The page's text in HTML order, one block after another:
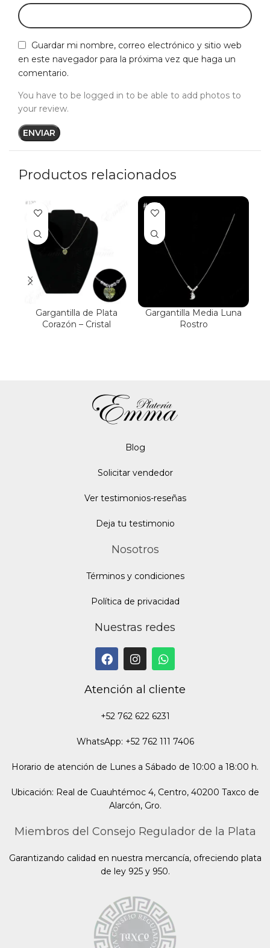
Guardar mi nombre, correo electrónico y sitio web
en este navegador para la próxima vez que haga un
comentario.
You have to be logged in to be able to add photos to
your review.
Productos relacionados
Gargantilla de Plata
Corazón – Cristal
Gargantilla Media Luna
Rostro
Blog
Solicitar vendedor
Ver testimonios-reseñas
Deja tu testimonio
Nosotros
Términos y condiciones
Política de privacidad
Nuestras redes
Atención al cliente
+52 762 622 6231
WhatsApp: +52 762 111 7406
Horario de atención de Lunes a Sábado de 10:00 a 18:00 h.
Ubicación: Real de Cuauhtémoc 4, Centro, 40200 Taxco de
Alarcón, Gro.
Miembros del Consejo Regulador de la Plata
Garantizando calidad en nuestra mercancía, ofreciendo plata
de ley 925 y 950.